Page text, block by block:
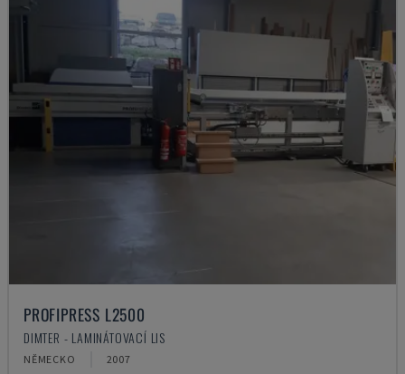
PROFIPRESS L2500
DIMTER - LAMINÁTOVACÍ LIS
NĚMECKO 2007